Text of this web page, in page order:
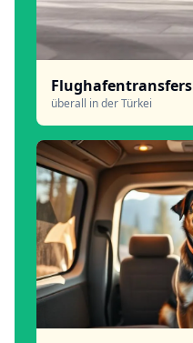
Flughafentransfers
überall in der Türkei